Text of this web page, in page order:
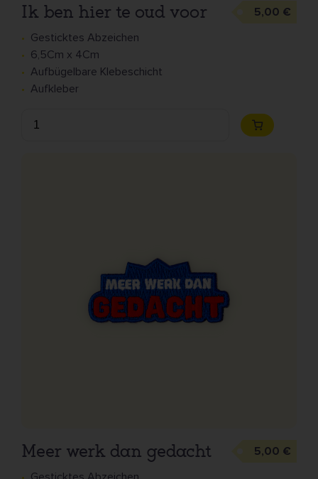
Ik ben hier te oud voor
5,00 €
Gesticktes Abzeichen
6,5Cm x 4Cm
Aufbügelbare Klebeschicht
Aufkleber
Anzahl
Zum
Meer werk dan gedacht
5,00 €